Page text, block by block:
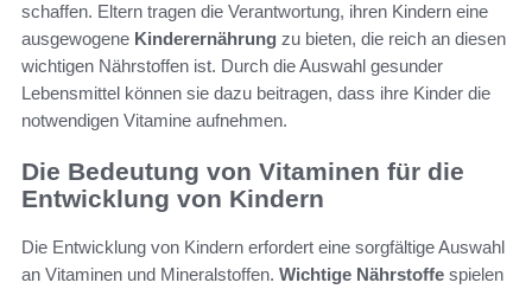
schaffen. Eltern tragen die Verantwortung, ihren Kindern eine
ausgewogene Kinderernährung zu bieten, die reich an diesen
wichtigen Nährstoffen ist. Durch die Auswahl gesunder
Lebensmittel können sie dazu beitragen, dass ihre Kinder die
notwendigen Vitamine aufnehmen.
Die Bedeutung von Vitaminen für die
Entwicklung von Kindern
Die Entwicklung von Kindern erfordert eine sorgfältige Auswahl
an Vitaminen und Mineralstoffen. Wichtige Nährstoffe spielen